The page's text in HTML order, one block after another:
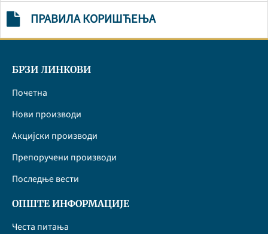
ПРАВИЛА КОРИШЋЕЊА
БРЗИ ЛИНКОВИ
Почетна
Нови производи
Акцијски производи
Препоручени производи
Последње вести
ОПШТЕ ИНФОРМАЦИЈЕ
Честа питања